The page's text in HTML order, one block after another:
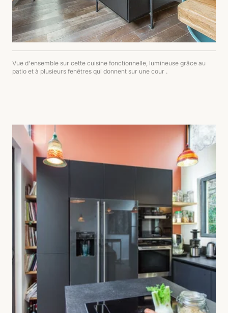
Vue d'ensemble sur cette cuisine fonctionnelle, lumineuse grâce au
patio et à plusieurs fenêtres qui donnent sur une cour .